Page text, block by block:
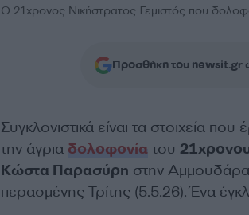
Ο 21χρονος Νικήστρατος Γεμιστός που
Προσθήκη του newsit.gr
Συγκλονιστικά είναι τα στοιχεία
την άγρια δολοφονίατου
Κώστα Παρασύρη στην Αμμουδάρα
περασμένης Τρίτης (5.5.26). Ένα